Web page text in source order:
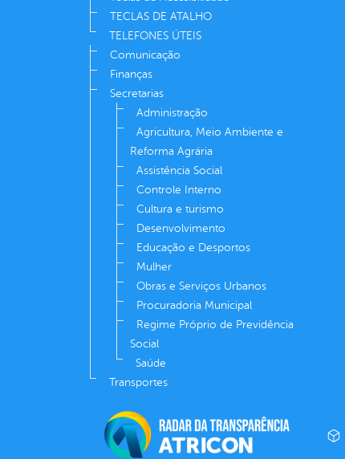
TECLAS DE ATALHO
TELEFONES ÚTEIS
Comunicação
Finanças
Secretarias
Administração
Agricultura, Meio Ambiente e
Reforma Agrária
Assistência Social
Controle Interno
Cultura e turismo
Desenvolvimento
Educação e Desportos
Mulher
Obras e Serviços Urbanos
Procuradoria Municipal
Regime Próprio de Previdência
Social
Saúde
Transportes